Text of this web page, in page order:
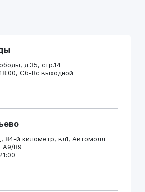
д.35, стр.14
Сб-Вс выходной
84-й километр, вл1, Автомолл
А9/В9